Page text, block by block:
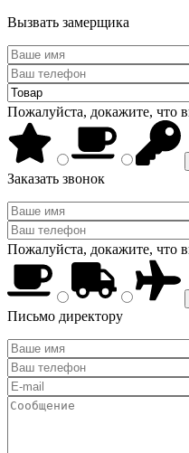
Вызвать замерщика
Пожалуйста, докажите, что
Заказать звонок
Пожалуйста, докажите, что
Письмо директору